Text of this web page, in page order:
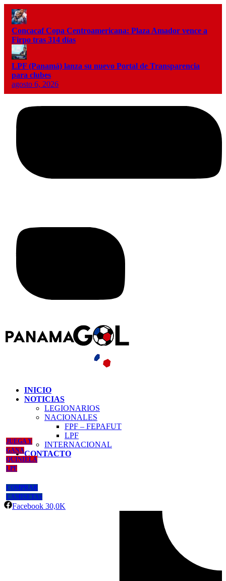
Concacaf Copa Centroamericana: Plaza Amador vence a
Firpo tras 314 días
LPF (Panamá) lanza su nuevo Portal de Transparencia
para clubes
agosto 6, 2026
INICIO
NOTICIAS
LEGIONARIOS
NACIONALES
FPF – FEPAFUT
LPF
INTERNACIONAL
CONTACTO
JUEGA Y
GANA
QUINIELA
LPF
COMPRAR
CAMISETAS
Facebook 30,0K